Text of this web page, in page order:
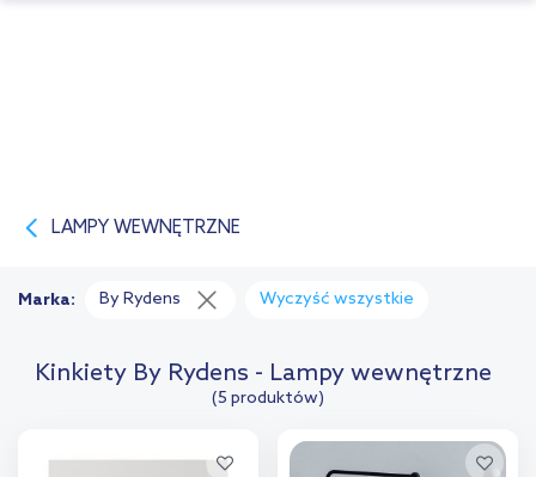
LAMPY WEWNĘTRZNE
Kinkiety By Rydens - Lampy wewnętrzne
(5 produktów)
Marka: By Rydens Wyczyść wszystkie